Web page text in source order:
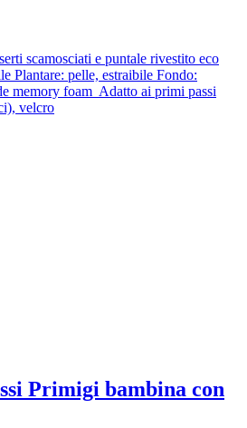
scamosciati e puntale rivestito eco
Plantare: pelle, estraibile Fondo:
memory foam Adatto ai primi passi
velcro
Primigi bambina con